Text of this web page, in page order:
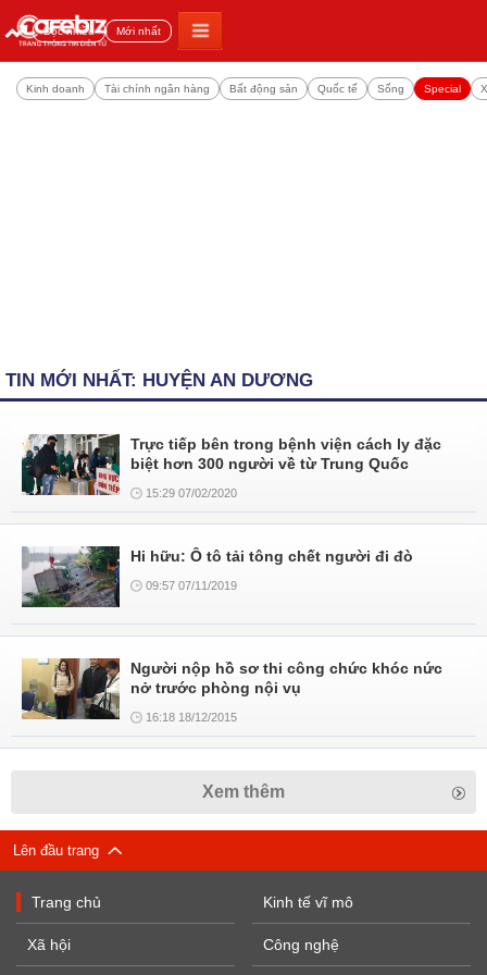
Đọc nhiều Mới nhất
Kinh doanh Tài chính ngân hàng Bất động sản Quốc tế Sống Special
TIN MỚI NHẤT: HUYỆN AN DƯƠNG
Trực tiếp bên trong bệnh viện cách ly đặc
biệt hơn 300 người về từ Trung Quốc
15:29 07/02/2020
Hi hữu: Ô tô tải tông chết người đi đò
09:57 07/11/2019
Người nộp hồ sơ thi công chức khóc nức
nở trước phòng nội vụ
16:18 18/12/2015
Xem thêm
Lên đầu trang
Trang chủ
Xã hội
Kinh tế vĩ mô
Công nghệ